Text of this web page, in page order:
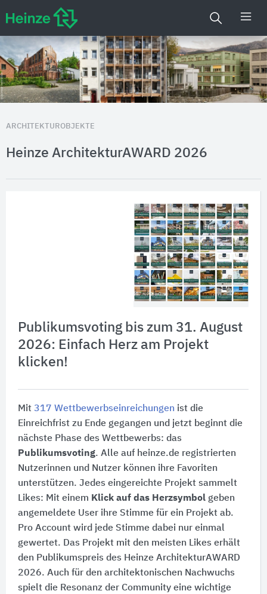
ARCHITEKTUROBJEKTE
Heinze ArchitekturAWARD 2026
Publikumsvoting bis zum 31. August
2026: Einfach Herz am Projekt
klicken!
Mit 317 Wettbewerbseinreichungen ist die
Einreichfrist zu Ende gegangen und jetzt beginnt die
nächste Phase des Wettbewerbs: das
Publikumsvoting. Alle auf heinze.de registrierten
Nutzerinnen und Nutzer können ihre Favoriten
unterstützen. Jedes eingereichte Projekt sammelt
Likes: Mit einem Klick auf das Herzsymbol geben
angemeldete User ihre Stimme für ein Projekt ab.
Pro Account wird jede Stimme dabei nur einmal
gewertet. Das Projekt mit den meisten Likes erhält
den Publikumspreis des Heinze ArchitekturAWARD
2026. Auch für den architektonischen Nachwuchs
spielt die Resonanz der Community eine wichtige